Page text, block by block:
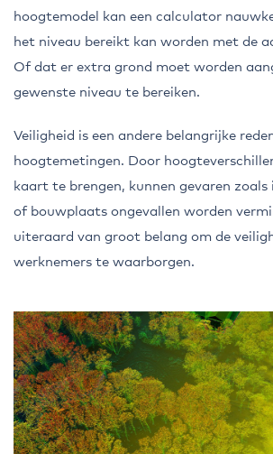
hoogtemodel kan een calculator
het niveau bereikt kan worden met de
Of dat er extra grond moet worden
gewenste niveau te bereiken.
Veiligheid is een andere belangrijke
hoogtemetingen. Door
kaart te brengen, kunnen gevaren zoals
of bouwplaats ongevallen worden
uiteraard van groot belang om de
werknemers te waarborgen.